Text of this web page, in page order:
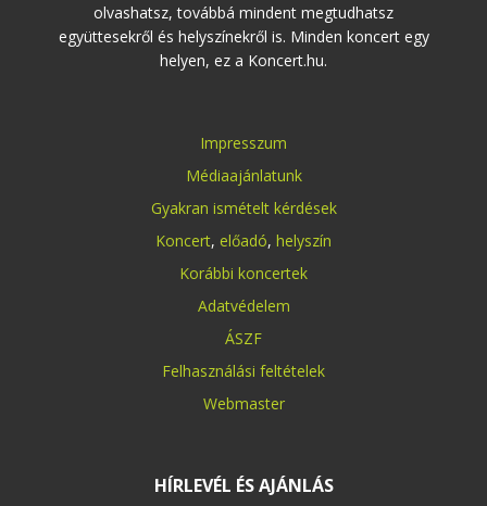
olvashatsz, továbbá mindent megtudhatsz
együttesekről és helyszínekről is. Minden koncert egy
helyen, ez a Koncert.hu.
Impresszum
Médiaajánlatunk
Gyakran ismételt kérdések
Koncert, előadó, helyszín
Korábbi koncertek
Adatvédelem
ÁSZF
Felhasználási feltételek
Webmaster
HÍRLEVÉL ÉS AJÁNLÁS